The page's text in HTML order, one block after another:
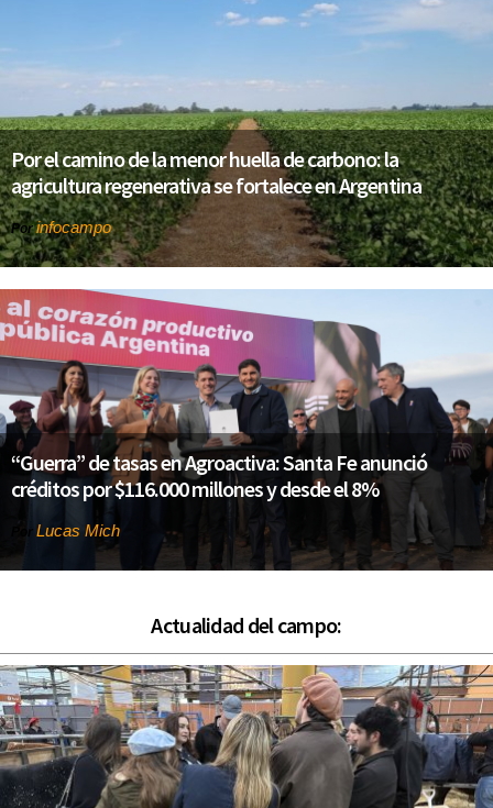
Por el camino de la menor huella de carbono: la
agricultura regenerativa se fortalece en Argentina
Porinfocampo
“Guerra” de tasas en Agroactiva: Santa Fe anunció
créditos por $116.000 millones y desde el 8%
Por Lucas Mich
Actualidad del campo: